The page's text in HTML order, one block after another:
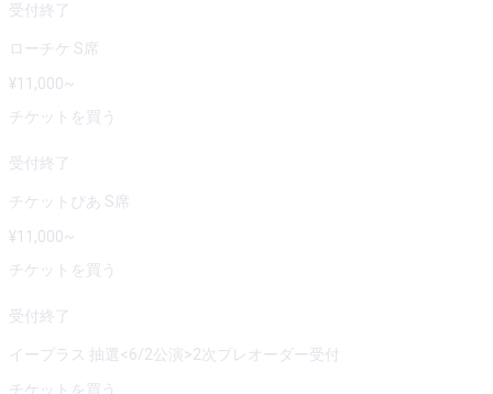
受付終了
ローチケ S席
¥11,000~
チケットを買う
受付終了
チケットぴあ S席
¥11,000~
チケットを買う
受付終了
イープラス 抽選<6/2公演>2次プレオーダー受付
チケットを買う